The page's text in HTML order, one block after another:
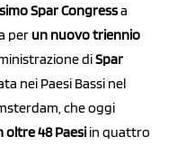
Spar Congressa
per un nuovo triennio
diSpar
nei Paesi Bassi nel
che oggi
oltre 48 Paesi in quattro